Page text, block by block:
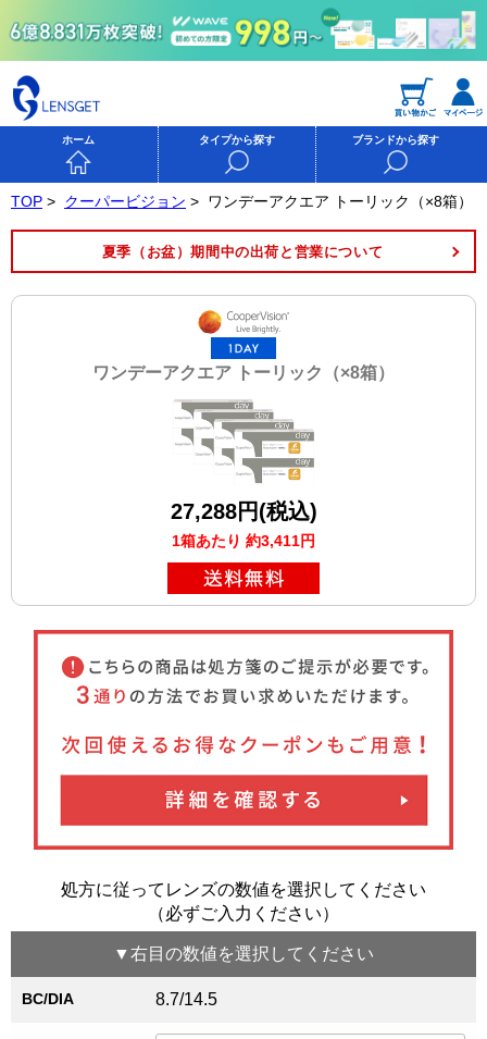
ホーム タイプから探す ブランドから探す
TOP > クーパービジョン > ワンデーアクエア トーリック（×8箱）
夏季（お盆）期間中の出荷と営業について
ワンデーアクエア トーリック（×8箱）
27,288円(税込)
1箱あたり 約3,411円
処方に従ってレンズの数値を選択してください
（必ずご入力ください）
▼右目 の数値を選択してください
BC/DIA 8.7/14.5